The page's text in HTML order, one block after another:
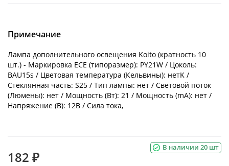
Примечание
Лампа дополнительного освещения Koito (кратность 10
шт.) - Маркировка ECE (типоразмер): PY21W / Цоколь:
BAU15s / Цветовая температура (Кельвины): нетK /
Стеклянная часть: S25 / Тип лампы: нет / Световой поток
(Люмены): нет / Мощность (Вт): 21 / Мощность (mA): нет /
Напряжение (В): 12В / Сила тока,
В наличии 20 шт
182 ₽